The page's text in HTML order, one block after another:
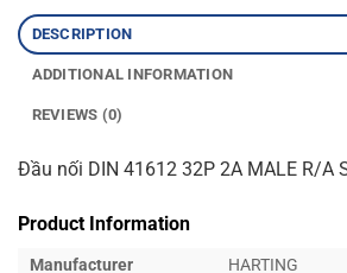
DESCRIPTION
ADDITIONAL INFORMATION
REVIEWS (0)
Đầu nối DIN 41612 32P 2A MALE R/A
Product Information
Manufacturer
HARTING